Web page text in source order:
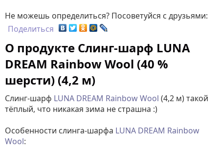
Не можешь определиться? Посоветуйся с друзьями:
Поделиться
О продукте Слинг-шарф LUNA
DREAM Rainbow Wool (40 %
шерсти) (4,2 м)
Слинг-шарф LUNA DREAM Rainbow Wool (4,2 м) такой
тёплый, что никакая зима не страшна :)
Особенности слинга-шарфа LUNA DREAM Rainbow
Wool: